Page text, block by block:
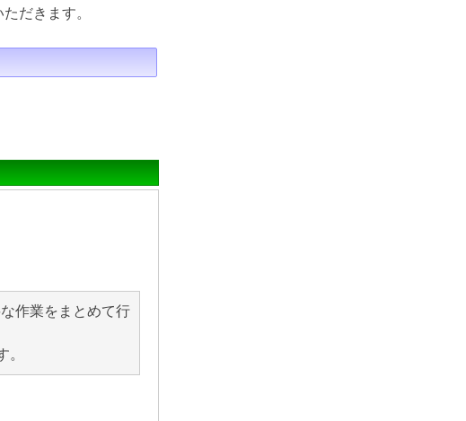
だきます。
作業をまとめて行
。